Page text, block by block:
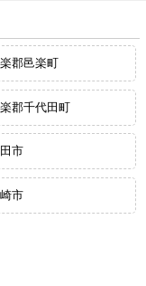
郡邑楽町
郡千代田町
市
市